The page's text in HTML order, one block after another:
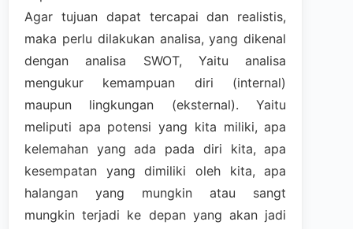
Agar tujuan dapat tercapai dan realistis,
maka perlu dilakukan analisa, yang dikenal
dengan analisa SWOT, Yaitu analisa
mengukur kemampuan diri (internal)
maupun lingkungan (eksternal). Yaitu
meliputi apa potensi yang kita miliki, apa
kelemahan yang ada pada diri kita, apa
kesempatan yang dimiliki oleh kita, apa
halangan yang mungkin atau sangt
mungkin terjadi ke depan yang akan jadi